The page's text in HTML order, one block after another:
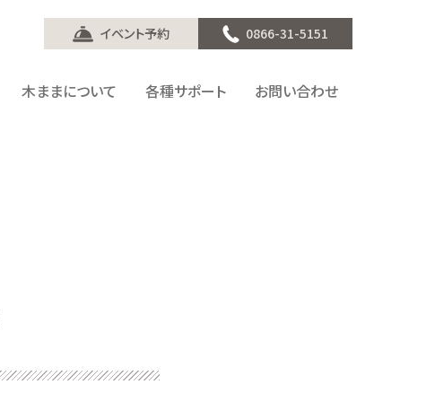
イベント予約 0866-31-5151
木ままについて 各種サポート お問い合わせ